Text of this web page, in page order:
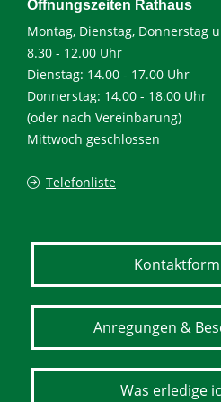
Öffnungszeiten Rathaus
Montag, Dienstag, Donnerstag
8.30 - 12.00 Uhr
Dienstag: 14.00 - 17.00 Uhr
Donnerstag: 14.00 - 18.00 Uhr
(oder nach Vereinbarung)
Mittwoch geschlossen
Telefonliste
Anregungen &
Was erledige